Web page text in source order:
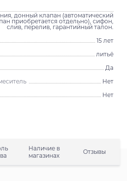
донный клапан (автоматический
приобретается отдельно), сифон,
слив, перелив, гарантийный талон.
15 лет
литьё
Да
Нет
Нет
Наличие в
магазинах
Отзывы